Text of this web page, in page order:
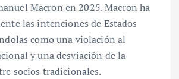
Macron en 2025. Macron ha
las intenciones de Estados
como una violación al
y una desviación de la
socios tradicionales.